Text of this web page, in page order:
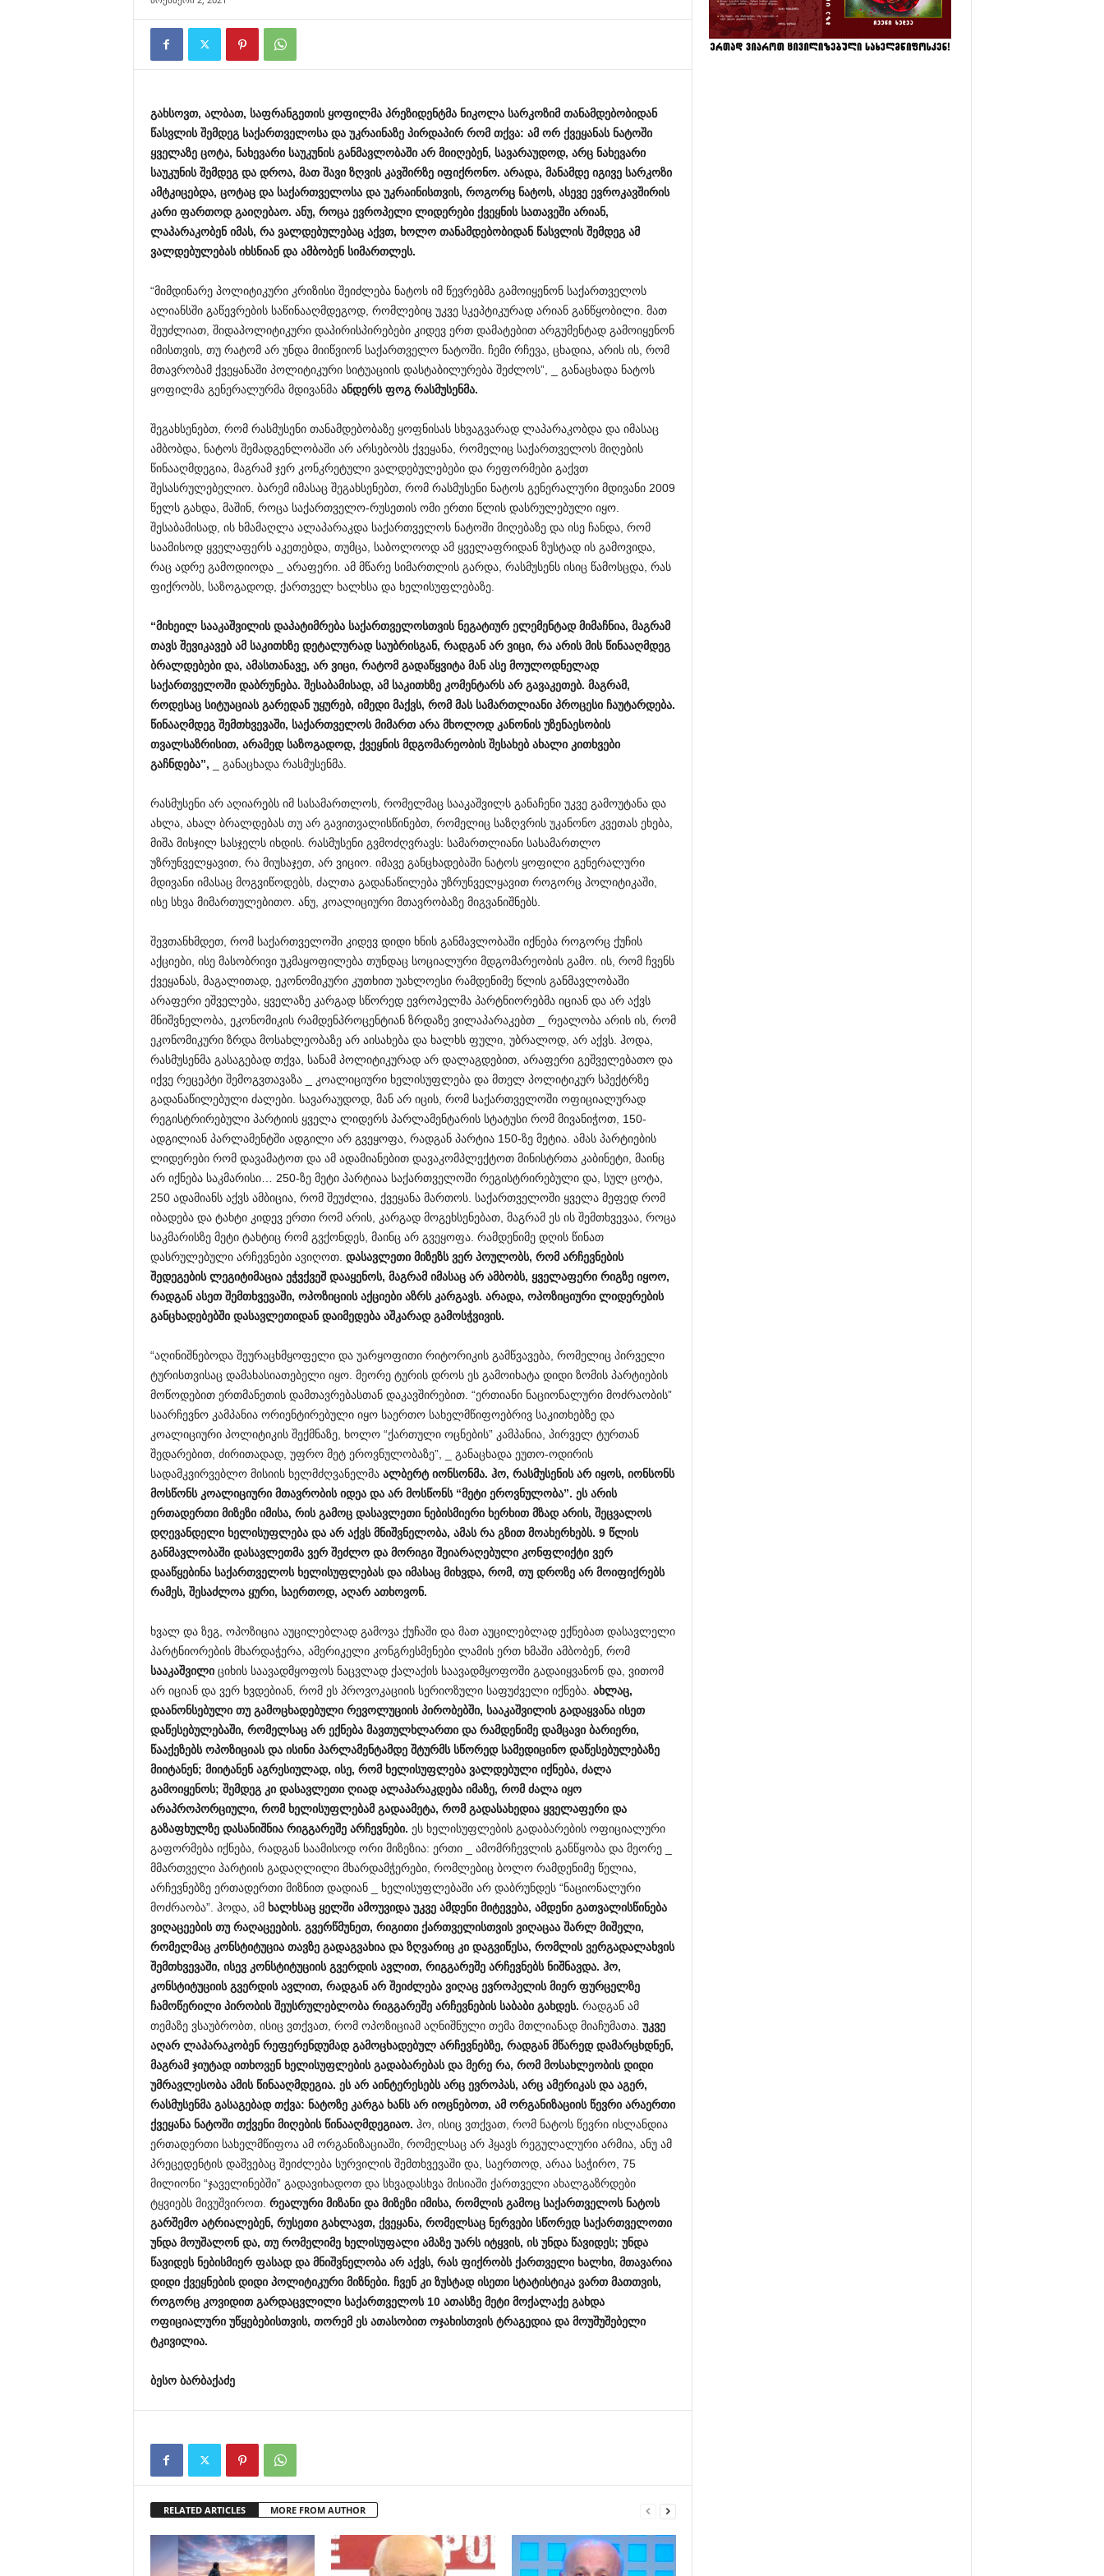
გახსოვთ, ალბათ, საფრანგეთის ყოფილმა პრეზიდენტმა ნიკოლა სარკოზიმ თანამდებობიდან
წასვლისშემდეგ საქართველოსა და უკრაინაზე პირდაპირ რომ თქვა: ამ ორ ქვეყანასნატოში
ყველაზე ცოტა, ნახევარი საუკუნისგანმავლობაში არ მიიღებენ, სავარაუდოდ, არც ნახევარი
საუკუნისშემდეგ და დროა, მათ შავი ზღვის კავშირზე იფიქრონო. არადა, მანამდე იგივე სარკოზი
ამტკიცებდა, ცოტაც და საქართველოსა და უკრაინისთვის, როგორც ნატოს, ასევე ევროკავშირის
კარი ფართოდგაიღებაო. ანუ, როცა ევროპელი ლიდერები ქვეყნისსათავეში არიან,
ლაპარაკობენიმას, რა ვალდებულებაც აქვთ, ხოლო თანამდებობიდანწასვლისშემდეგ ამ
ვალდებულებასიხსნიანდა ამბობენსიმართლეს.
“მიმდინარე პოლიტიკური კრიზისი შეიძლება ნატოს იმ წევრებმა გამოიყენონ საქართველოს
ალიანსში გაწევრების საწინააღმდეგოდ, რომლებიც უკვე სკეპტიკურად არიან განწყობილი. მათ
შეუძლიათ, შიდაპოლიტიკური დაპირისპირებები კიდევ ერთ დამატებით არგუმენტად გამოიყენონ
იმისთვის, თუ რატომ არ უნდა მიიწვიონ საქართველო ნატოში. ჩემი რჩევა, ცხადია, არის ის, რომ
მთავრობამ ქვეყანაში პოლიტიკური სიტუაციის დასტაბილურება შეძლოს”, _ განაცხადა ნატოს
ყოფილმა გენერალურმა მდივანმა ანდერსფოგ რასმუსენმა.
შეგახსენებთ, რომ რასმუსენი თანამდებობაზე ყოფნისას სხვაგვარად ლაპარაკობდა და იმასაც
ამბობდა, ნატოს შემადგენლობაში არ არსებობს ქვეყანა, რომელიც საქართველოს მიღების
წინააღმდეგია, მაგრამ ჯერ კონკრეტული ვალდებულებები და რეფორმები გაქვთ
შესასრულებელიო. ბარემ იმასაც შეგახსენებთ, რომ რასმუსენი ნატოს გენერალური მდივანი 2009
წელს გახდა, მაშინ, როცა საქართველო-რუსეთის ომი ერთი წლის დასრულებული იყო.
შესაბამისად, ის ხმამაღლა ალაპარაკდა საქართველოს ნატოში მიღებაზე და ისე ჩანდა, რომ
საამისოდ ყველაფერს აკეთებდა, თუმცა, საბოლოოდ ამ ყველაფრიდან ზუსტად ის გამოვიდა,
რაც ადრე გამოდიოდა _ არაფერი. ამ მწარე სიმართლის გარდა, რასმუსენს ისიც წამოსცდა, რას
ფიქრობს, საზოგადოდ, ქართველ ხალხსა და ხელისუფლებაზე.
“მიხეილ სააკაშვილისდაპატიმრება საქართველოსთვისნეგატიურ ელემენტადმიმაჩნია, მაგრამ
თავსშევიკავებ ამ საკითხზე დეტალურადსაუბრისგან, რადგანარ ვიცი, რა არისმისწინააღმდეგ
ბრალდებები და, ამასთანავე, არ ვიცი, რატომ გადაწყვიტა მანასე მოულოდნელად
საქართველოში დაბრუნება. შესაბამისად, ამ საკითხზე კომენტარსარ გავაკეთებ. მაგრამ,
როდესაც სიტუაციასგარედანუყურებ, იმედი მაქვს, რომ მასსამართლიანი პროცესი ჩაუტარდება.
წინააღმდეგ შემთხვევაში, საქართველოსმიმართ არა მხოლოდ კანონისუზენაესობის
თვალსაზრისით, არამედსაზოგადოდ, ქვეყნისმდგომარეობისშესახებ ახალი კითხვები
გაჩნდება”,
_ განაცხადა რასმუსენმა.
რასმუსენი არ აღიარებს იმ სასამართლოს, რომელმაც სააკაშვილს განაჩენი უკვე გამოუტანა და
ახლა, ახალ ბრალდებას თუ არ გავითვალისწინებთ, რომელიც საზღვრის უკანონო კვეთას ეხება,
მიშა მისჯილ სასჯელს იხდის. რასმუსენი გვმოძღვრავს: სამართლიანი სასამართლო
უზრუნველყავით, რა მიუსაჯეთ, არ ვიციო. იმავე განცხადებაში ნატოს ყოფილი გენერალური
მდივანი იმასაც მოგვიწოდებს, ძალთა გადანაწილება უზრუნველყავით როგორც პოლიტიკაში,
ისე სხვა მიმართულებითო. ანუ, კოალიციური მთავრობაზე მიგვანიშნებს.
შევთანხმდეთ, რომ საქართველოში კიდევ დიდი ხნის განმავლობაში იქნება როგორც ქუჩის
აქციები, ისე მასობრივი უკმაყოფილება თუნდაც სოციალური მდგომარეობის გამო. ის, რომ ჩვენს
ქვეყანას, მაგალითად, ეკონომიკური კუთხით უახლოესი რამდენიმე წლის განმავლობაში
არაფერი ეშველება, ყველაზე კარგად სწორედ ევროპელმა პარტნიორებმა იციან და არ აქვს
მნიშვნელობა, ეკონომიკის რამდენპროცენტიან ზრდაზე ვილაპარაკებთ _ რეალობა არის ის, რომ
ეკონომიკური ზრდა მოსახლეობაზე არ აისახება და ხალხს ფული, უბრალოდ, არ აქვს. ჰოდა,
რასმუსენმა გასაგებად თქვა, სანამ პოლიტიკურად არ დალაგდებით, არაფერი გეშველებათო და
იქვე რეცეპტი შემოგვთავაზა _ კოალიციური ხელისუფლება და მთელ პოლიტიკურ სპექტრზე
გადანაწილებული ძალები. სავარაუდოდ, მან არ იცის, რომ საქართველოში ოფიციალურად
რეგისტრირებული პარტიის ყველა ლიდერს პარლამენტარის სტატუსი რომ მივანიჭოთ, 150-
ადგილიან პარლამენტში ადგილი არ გვეყოფა, რადგან პარტია 150-ზე მეტია. ამას პარტიების
ლიდერები რომ დავამატოთ და ამ ადამიანებით დავაკომპლექტოთ მინისტრთა კაბინეტი, მაინც
არ იქნება საკმარისი… 250-ზე მეტი პარტიაა საქართველოში რეგისტრირებული და, სულ ცოტა,
250 ადამიანს აქვს ამბიცია, რომ შეუძლია, ქვეყანა მართოს. საქართველოში ყველა მეფედ რომ
იბადება და ტახტი კიდევ ერთი რომ არის, კარგად მოგეხსენებათ, მაგრამ ეს ის შემთხვევაა, როცა
საკმარისზე მეტი ტახტიც რომ გვქონდეს, მაინც არ გვეყოფა. რამდენიმე დღის წინათ
დასრულებული არჩევნები ავიღოთ. დასავლეთი მიზეზს ვერ პოულობს, რომ არჩევნების
შედეგებისლეგიტიმაცია ეჭვქვეშ დააყენოს, მაგრამ იმასაც არ ამბობს, ყველაფერი რიგზე იყოო,
რადგანასეთ შემთხვევაში, ოპოზიციისაქციები აზრს კარგავს. არადა, ოპოზიციური ლიდერების
განცხადებებში დასავლეთიდანდაიმედება აშკარადგამოსჭვივის.
“აღინიშნებოდა შეურაცხმყოფელი და უარყოფითი რიტორიკის გამწვავება, რომელიც პირველი
ტურისთვისაც დამახასიათებელი იყო. მეორე ტურის დროს ეს გამოიხატა დიდი ზომის პარტიების
მოწოდებით ერთმანეთის დამთავრებასთან დაკავშირებით. “ერთიანი ნაციონალური მოძრაობის”
საარჩევნო კამპანია ორიენტირებული იყო საერთო სახელმწიფოებრივ საკითხებზე და
კოალიციური პოლიტიკის შექმნაზე, ხოლო “ქართული ოცნების” კამპანია, პირველ ტურთან
შედარებით, ძირითადად, უფრო მეტ ეროვნულობაზე”, _ განაცხადა ეუთო-ოდირის
სადამკვირვებლო მისიის ხელმძღვანელმა ალბერტ იონსონმა. ჰო, რასმუსენისარ იყოს, იონსონს
მოსწონს კოალიციური მთავრობისიდეა და არ მოსწონს “მეტი ეროვნულობა”. ესარის
ერთადერთი მიზეზი იმისა, რისგამოც დასავლეთი ნებისმიერი ხერხით მზადარის, შეცვალოს
დღევანდელი ხელისუფლება და არ აქვსმნიშვნელობა, ამასრა გზით მოახერხებს. 9 წლის
განმავლობაში დასავლეთმა ვერ შეძლო და მორიგი შეიარაღებული კონფლიქტი ვერ
დააწყებინა საქართველოსხელისუფლებასდა იმასაც მიხვდა, რომ, თუ დროზე არ მოიფიქრებს
რამეს, შესაძლოა ყური, საერთოდ, აღარ ათხოვონ.
ხვალ და ზეგ, ოპოზიცია აუცილებლად გამოვა ქუჩაში და მათ აუცილებლად ექნებათ დასავლელი
პარტნიორების მხარდაჭერა, ამერიკელი კონგრესმენები ლამის ერთ ხმაში ამბობენ, რომ
სააკაშვილიციხის საავადმყოფოს ნაცვლად ქალაქის საავადმყოფოში გადაიყვანონ და, ვითომ
არ იციან და ვერ ხვდებიან, რომ ეს პროვოკაციის სერიოზული საფუძველი იქნება. ახლაც,
დაანონსებული თუ გამოცხადებული რევოლუციისპირობებში, სააკაშვილისგადაყვანა ისეთ
დაწესებულებაში, რომელსაც არ ექნება მავთულხლართი და რამდენიმე დამცავი ბარიერი,
წააქეზებსოპოზიციასდა ისინი პარლამენტამდე შტურმსსწორედსამედიცინო დაწესებულებაზე
მიიტანენ; მიიტანენაგრესიულად, ისე, რომ ხელისუფლება ვალდებული იქნება, ძალა
გამოიყენოს; შემდეგ კი დასავლეთი ღიადალაპარაკდება იმაზე, რომ ძალა იყო
არაპროპორციული, რომ ხელისუფლებამ გადაამეტა, რომ გადასახედია ყველაფერი და
გაზაფხულზე დასანიშნია რიგგარეშე არჩევნები. ეს ხელისუფლების გადაბარების ოფიციალური
გაფორმება იქნება, რადგან საამისოდ ორი მიზეზია: ერთი _ ამომრჩევლის განწყობა და მეორე _
მმართველი პარტიის გადაღლილი მხარდამჭერები, რომლებიც ბოლო რამდენიმე წელია,
არჩევნებზე ერთადერთი მიზნით დადიან _ ხელისუფლებაში არ დაბრუნდეს “ნაციონალური
მოძრაობა”. ჰოდა, ამ ხალხსაც ყელში ამოუვიდა უკვე ამდენი მიტევება, ამდენი გათვალისწინება
ვიღაცეებისთუ რაღაცეების. გვერწმუნეთ, რიგითი ქართველისთვის ვიღაცაა შარლ მიშელი,
რომელმაც კონსტიტუცია თავზე გადაგვახია და ზღვარიც კი დაგვიწესა, რომლის ვერგადალახვის
შემთხვევაში, ისევ კონსტიტუციისგვერდისავლით, რიგგარეშე არჩევნებსნიშნავდა. ჰო,
კონსტიტუციისგვერდისავლით, რადგანარ შეიძლება ვიღაც ევროპელისმიერ ფურცელზე
ჩამოწერილი პირობისშეუსრულებლობა რიგგარეშე არჩევნებისსაბაბი გახდეს. რადგან ამ
თემაზე ვსაუბრობთ, ისიც ვთქვათ, რომ ოპოზიციამ აღნიშნული თემა მთლიანად მიაჩუმათა. უკვე
აღარ ლაპარაკობენრეფერენდუმადგამოცხადებულ არჩევნებზე, რადგანმწარედდამარცხდნენ,
მაგრამ ჯიუტადითხოვენხელისუფლებისგადაბარებასდა მერე რა, რომ მოსახლეობისდიდი
უმრავლესობა ამისწინააღმდეგია. ესარ აინტერესებსარც ევროპას, არც ამერიკასდა აგერ,
რასმუსენმა გასაგებადთქვა: ნატოზე კარგა ხანსარ იოცნებოთ, ამ ორგანიზაციისწევრი არაერთი
ქვეყანა ნატოში თქვენი მიღებისწინააღმდეგიაო. ჰო, ისიც ვთქვათ, რომ ნატოს წევრი ისლანდია
ერთადერთი სახელმწიფოა ამ ორგანიზაციაში, რომელსაც არ ჰყავს რეგულალური არმია, ანუ ამ
პრეცედენტის დაშვებაც შეიძლება სურვილის შემთხვევაში და, საერთოდ, არაა საჭირო, 75
მილიონი “ჯაველინებში” გადავიხადოთ და სხვადასხვა მისიაში ქართველი ახალგაზრდები
ტყვიებს მივუშვიროთ. რეალური მიზანი და მიზეზი იმისა, რომლისგამოც საქართველოსნატოს
გარშემო ატრიალებენ, რუსეთი გახლავთ, ქვეყანა, რომელსაც ნერვები სწორედსაქართველოთი
უნდა მოუშალონდა, თუ რომელიმე ხელისუფალი ამაზე უარსიტყვის, ისუნდა წავიდეს; უნდა
წავიდესნებისმიერ ფასადდა მნიშვნელობა არ აქვს, რასფიქრობს ქართველი ხალხი, მთავარია
დიდი ქვეყნებისდიდი პოლიტიკური მიზნები. ჩვენ კი ზუსტადისეთი სტატისტიკა ვართ მათთვის,
როგორც კოვიდით გარდაცვლილი საქართველოს 10 ათასზე მეტი მოქალაქე გახდა
ოფიციალური უწყებებისთვის, თორემ ესათასობით ოჯახისთვისტრაგედია და მოუშუშებელი
ტკივილია.
ბესო ბარბაქაძე
RELATED ARTICLES MORE FROM AUTHOR